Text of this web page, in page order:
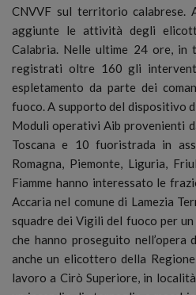
CNVVF sul territorio
aggiunte le attività degli
Calabria. Nelle ultime 24 ore,
registrati oltre 160 gli
espletamento da parte dei
fuoco. A supporto del dispositivo
Moduli operativi Aib provenienti
Toscana e 10 fuoristrada in
Romagna, Piemonte, Liguria,
Fiamme hanno interessato le
Accaria nel comune di Lamezia
squadre dei Vigili del fuoco per
che hanno proseguito nell’opera
anche un elicottero della
lavoro a Cirò Superiore, in